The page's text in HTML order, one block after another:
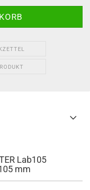
Lab105
mm